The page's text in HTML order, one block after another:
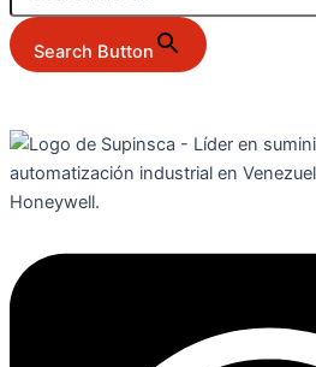
Search Button